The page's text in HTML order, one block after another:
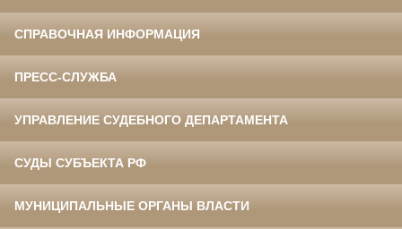
СПРАВОЧНАЯ ИНФОРМАЦИЯ
ПРЕСС-СЛУЖБА
УПРАВЛЕНИЕ СУДЕБНОГО ДЕПАРТАМЕНТА
СУДЫ СУБЪЕКТА РФ
МУНИЦИПАЛЬНЫЕ ОРГАНЫ ВЛАСТИ